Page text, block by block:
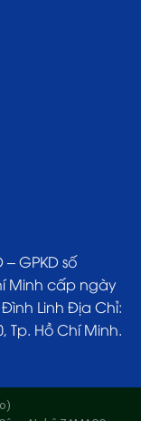
GPKD số
Minh cấp ngày
Linh Địa Chỉ:
Tp. Hồ Chí Minh.